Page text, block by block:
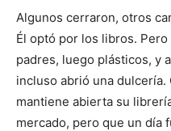
Algunos cerraron, otros
Él optó por los libros.
padres, luego plásticos, y
incluso abrió una dulcería.
mantiene abierta su
mercado, pero que un día